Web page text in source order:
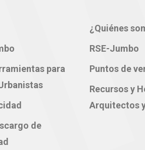
para
de
¿Quiénes
RSE-Jumbo
Puntos de
Recursos y
Arquitectos